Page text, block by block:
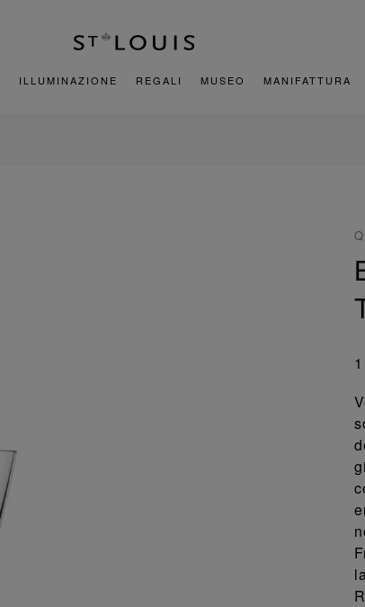
ILLUMINAZIONE REGALI MUSEO MANIFATTURA